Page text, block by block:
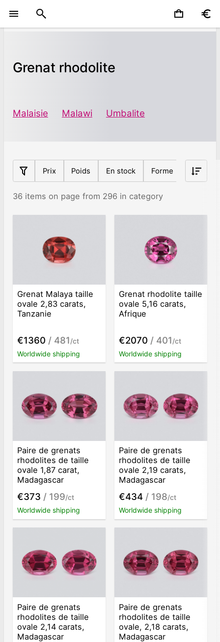
Grenat rhodolite
Malaisie Malawi Umbalite
Prix Poids En stock Forme Origine
36 items on page from 296 in category
Grenat Malaya taille
ovale 2,83 carats,
Tanzanie
€1360 / 481/ct
Worldwide shipping
Grenat rhodolite taille
ovale 5,16 carats,
Afrique
€2070 / 401/ct
Worldwide shipping
Paire de grenats
rhodolites de taille
ovale 1,87 carat,
Madagascar
€373 / 199/ct
Worldwide shipping
Paire de grenats
rhodolites de taille
ovale 2,19 carats,
Madagascar
€434 / 198/ct
Worldwide shipping
Paire de grenats
rhodolites de taille
ovale 2,14 carats,
Madagascar
Paire de grenats
rhodolites de taille
ovale, 2,18 carats,
Madagascar